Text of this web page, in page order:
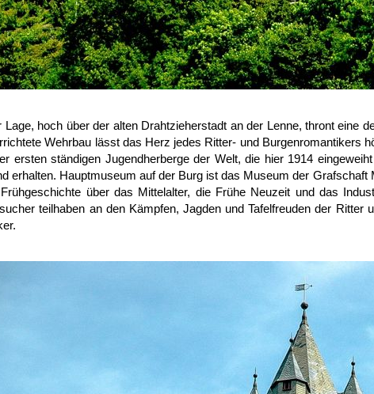
Lage, hoch über der alten Drahtzieherstadt an der Lenne, thront eine
Wehrbau lässt das Herz jedes Ritter- und Burgenromantikers
ersten ständigen Jugendherberge der Welt, die hier 1914
erhalten. Hauptmuseum auf der Burg ist das Museum der
über das Mittelalter, die Frühe Neuzeit und das
teilhaben an den Kämpfen, Jagden und Tafelfreuden der Ritter